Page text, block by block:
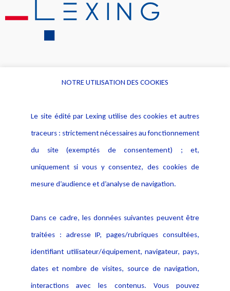
Alerte professionnelle
Déclaration d'accessibilité
Notice Légale
Politique de protection des
données
Publications
NOTRE UTILISATION DES COOKIES
Le site édité par Lexing utilise des cookies et autres
traceurs : strictement nécessaires au fonctionnement
du site (exemptés de consentement) ; et,
uniquement si vous y consentez, des cookies de
mesure d’audience et d’analyse de navigation.
Dans ce cadre, les données suivantes peuvent être
traitées : adresse IP, pages/rubriques consultées,
identifiant utilisateur/équipement, navigateur, pays,
dates et nombre de visites, source de navigation,
interactions avec les contenus. Vous pouvez